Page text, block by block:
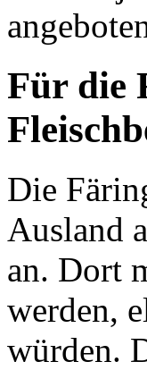
Für die
Die
Ausland
an. Dort
werden,
würden.